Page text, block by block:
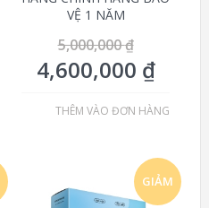
VỆ 1 NĂM
5,000,000₫
4,600,000 ₫
THÊM VÀO ĐƠN HÀNG
GIẢM